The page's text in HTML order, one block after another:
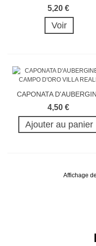
ANCHOIS 180G
5,20 €
Voir
CAPONATA
4,50 €
Ajouter au panier
Affichage